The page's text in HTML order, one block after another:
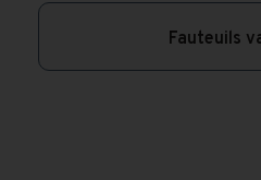
Fauteuils